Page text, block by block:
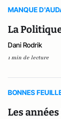
MANQUE
La
Dani Rodrik
1 min de lecture
BONNES
Les